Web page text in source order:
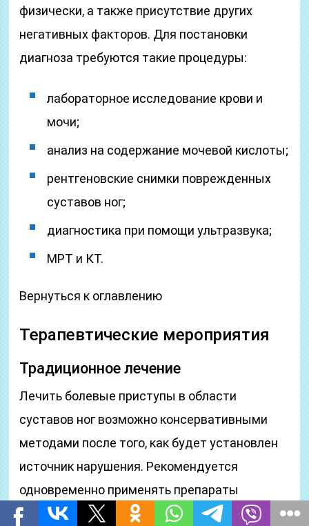
физически, а также присутствие других
негативных факторов. Для постановки
диагноза требуются такие процедуры:
лабораторное исследование крови и
мочи;
анализ на содержание мочевой кислоты;
рентгеновские снимки поврежденных
суставов ног;
диагностика при помощи ультразвука;
МРТ и КТ.
Вернуться к оглавлению
Терапевтические мероприятия
Традиционное лечение
Лечить болевые приступы в области
суставов ног возможно консервативными
методами после того, как будет установлен
источник нарушения. Рекомендуется
одновременно применять препараты
системного и локального действия для